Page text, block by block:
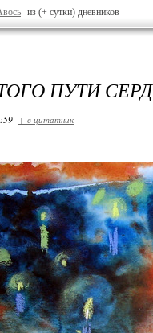
из (+ сутки) дневников
ПУТИ
+ в цитатник